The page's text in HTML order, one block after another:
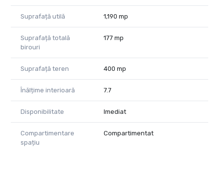
Suprafață utilă 1,190 mp
Suprafață totală
birouri
177 mp
Suprafață teren 400 mp
Înălțime interioară 7.7
Disponibilitate Imediat
Compartimentare
spațiu
Compartimentat